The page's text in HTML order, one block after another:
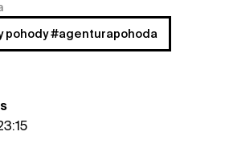
pohody #agenturapohoda